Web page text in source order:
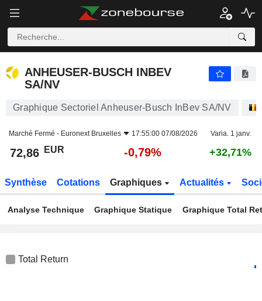
ANHEUSER-BUSCH INBEV
SA/NV
Graphique Sectoriel Anheuser-Busch InBev SA/NV
Marché Fermé - Euronext Bruxelles 17:55:00 07/08/2026 Varia. 1 janv.
72,86 EUR -0,79% +32,71%
Synthèse Cotations Graphiques Actualités
Analyse Technique Graphique Statique Graphique Total
Total Return